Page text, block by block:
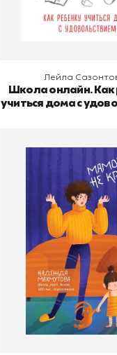
В корзину
Лейла
Школа онлайн. Как
учиться дома с
Мамочка, не
Надежда
Издательство
В корзину